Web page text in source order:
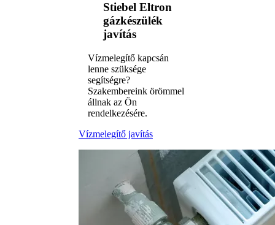
Stiebel Eltron
gázkészülék
javítás
Vízmelegítő kapcsán
lenne szüksége
segítségre?
Szakembereink örömmel
állnak az Ön
rendelkezésére.
Vízmelegítő javítás